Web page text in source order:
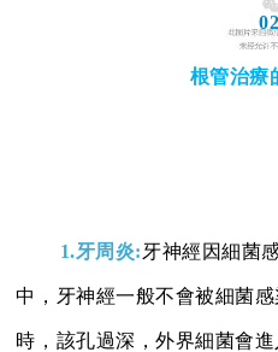
02
根管治療
1.牙周炎: 牙神經因細菌
中，牙神經一般不會被細菌感
時，該孔過深，外界細菌會進